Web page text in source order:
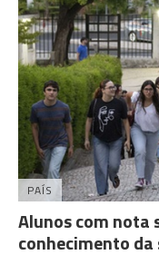
PAÍS
Alunos com nota
conhecimento